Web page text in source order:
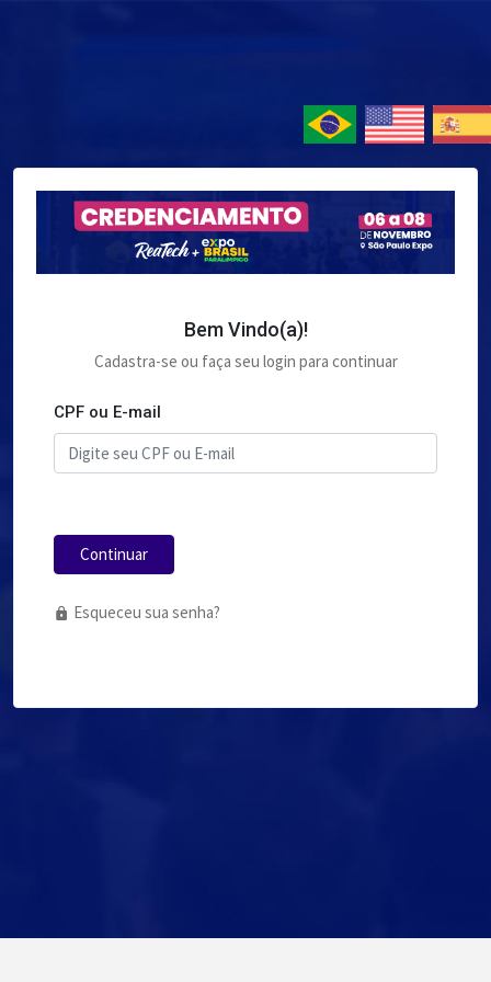
Bem Vindo(a)!
Cadastra-se ou faça seu login para continuar
CPF ou E-mail
Continuar
Esqueceu sua senha?